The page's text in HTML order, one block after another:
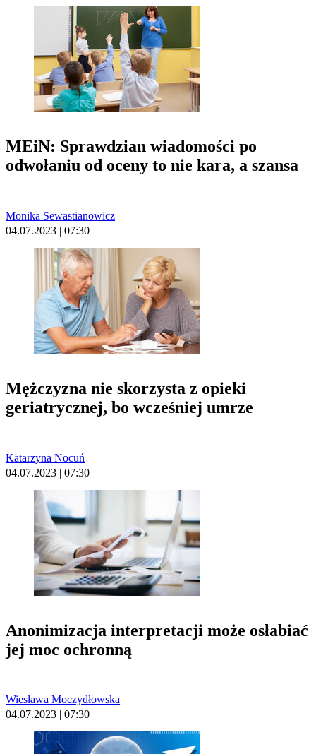
MEiN: Sprawdzian wiadomości po
odwołaniu od oceny to nie kara, a szansa
Monika Sewastianowicz
04.07.2023 | 07:30
Mężczyzna nie skorzysta z opieki
geriatrycznej, bo wcześniej umrze
Katarzyna Nocuń
04.07.2023 | 07:30
Anonimizacja interpretacji może osłabiać
jej moc ochronną
Wiesława Moczydłowska
04.07.2023 | 07:30